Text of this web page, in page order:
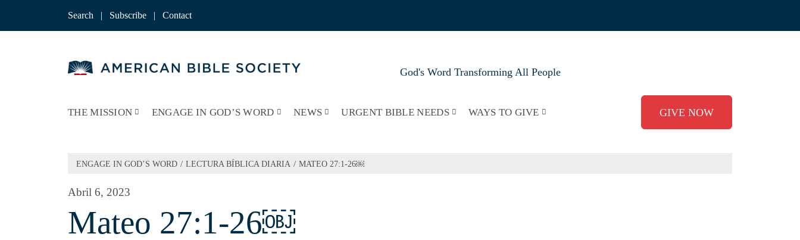
Search | Subscribe | Contact
God's Word Transforming All People
THE MISSION ENGAGE IN GOD’S WORD NEWS URGENT BIBLE NEEDS WAYS TO GIVE GIVE NOW
ENGAGE IN GOD’S WORD / LECTURA BÍBLICA DIARIA / MATEO 27:1-26￼
Abril 6, 2023
Mateo 27:1-26￼